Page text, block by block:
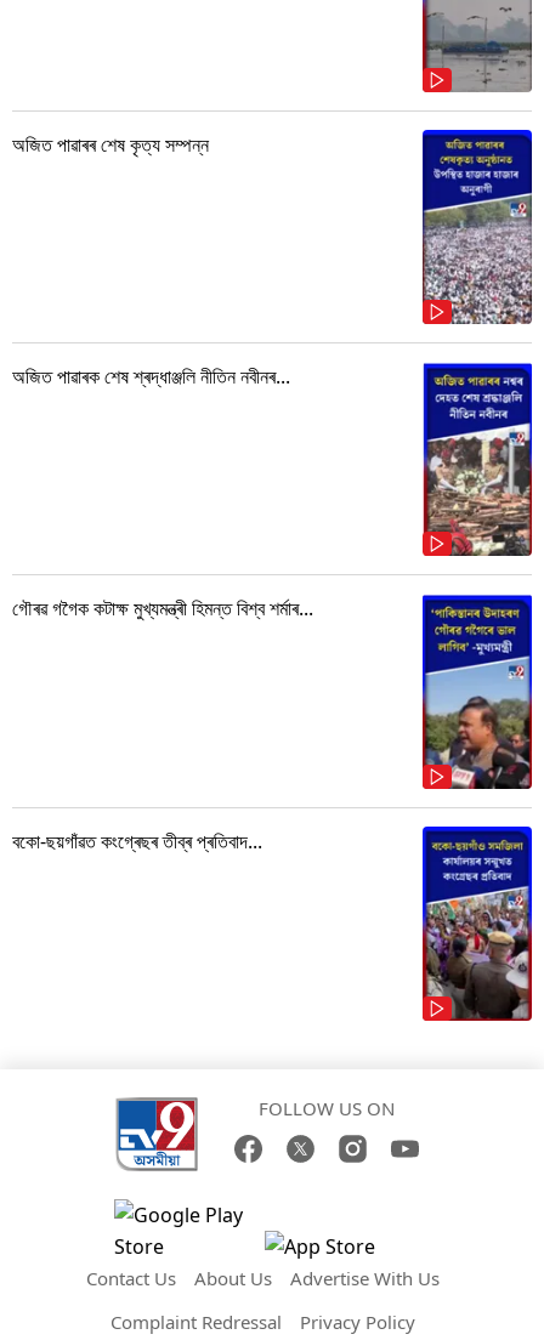
অজিত পাৱাৰৰ শেষ কৃত্য সম্পন্ন
অজিত পাৱাৰক শেষ শ্ৰদ্ধাঞ্জলি নীতিন নবীনৰ...
গৌৰৱ গগৈক কটাক্ষ মুখ্যমন্ত্ৰী হিমন্ত বিশ্ব শৰ্মাৰ...
বকো-ছয়গাঁৱত কংগ্ৰেছৰ তীব্ৰ প্ৰতিবাদ...
FOLLOW US ON
Contact Us About Us
Advertise With Us
Complaint Redressal
Privacy Policy